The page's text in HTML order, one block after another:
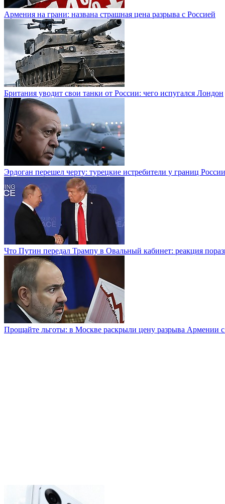
Армения на грани: названа страшная цена разрыва с Россией
Британия уводит свои танки от России: чего испугался Лондон
Эрдоган перешел черту: турецкие истребители у границ России
Что Путин передал Трампу в Овальный кабинет: реакция
Прощайте льготы: в Москве раскрыли цену разрыва Армении с